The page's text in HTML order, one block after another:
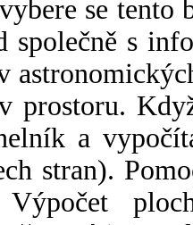
se tento
společně s
prostoru.
a
stran).